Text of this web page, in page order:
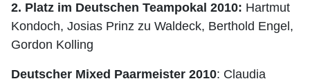
2. Platz im Deutschen Teampokal 2010: Hartmut
Kondoch, Josias Prinz zu Waldeck, Berthold Engel,
Gordon Kolling
Deutscher Mixed Paarmeister 2010: Claudia